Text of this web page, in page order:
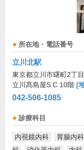
所在地・電話番号
立川北駅
東京都立川市曙町2丁
立川髙島屋S.C 10階 [
042-506-1085
診療科目
内視鏡内科 胃腸内科